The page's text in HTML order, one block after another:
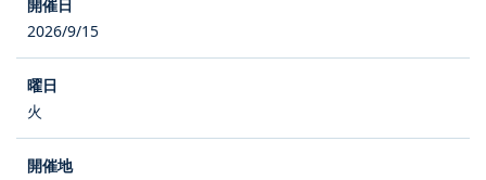
2026/9/15
火